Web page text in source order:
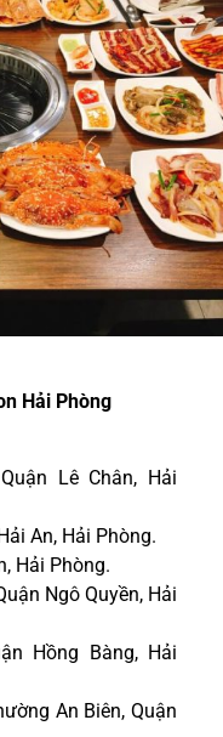
Hải Phòng
Lê Chân, Hải
An, Hải Phòng.
Hải Phòng.
Ngô Quyền, Hải
Hồng Bàng, Hải
An Biên, Quận